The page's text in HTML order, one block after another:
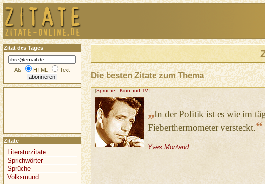
Die besten Zitate zum Thema
[Sprüche - Kino und TV]
„In der Politik ist es wie im
Fieberthermometer versteckt.“
Yves Montand
Zitat des Tages
Als HTML Text
Zitate
Literaturzitate
Sprichwörter
Sprüche
Volksmund